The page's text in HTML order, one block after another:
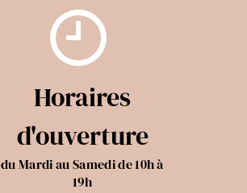
Horaires
d'ouverture
du Mardi au Samedi de 10h à
19h